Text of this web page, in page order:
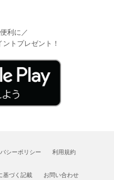
利に／
トプレゼント！
シーポリシー 利用規約
基づく記載 お問い合わせ